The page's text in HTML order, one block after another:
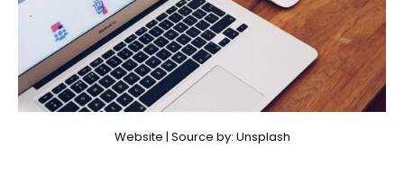
Website | Source by: Unsplash